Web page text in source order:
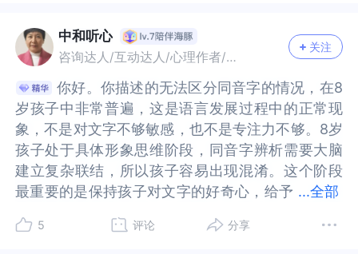
家聚会是把不同的人凝聚在一起，叫团结。团结不
是现实生活中存在的某种看得见摸得着的东西，在
不同语境中可以充当名词，动词或形容词。而身体
里的某些东西凝聚在一起形成了结石，结石会引发
人类身体疼痛的症状。结石是看得见摸得着的一种
东西，在语境中只会充当名词。这样让孩子通过理
解相同的字意和不同的词意，来进一步区分两个词
语的差别。通过这样具体的、孩子能接触到的生活
场景，不断给孩子强化同音字在不同语境里的含
义。经常这样训练，孩子对同音字的理解可能会有
家聚会是把不同的人凝聚在一起，叫团结。团结不
是现实生活中存在的某种看得见摸得着的东西，在
不同语境中可以充当名词，动词或形容词。而身体
里的某些东西凝聚在一起形成了结石，结石会引发
人类身体疼痛的症状。结石是看得见摸得着的一种
东西，在语境中只会充当名词。这样让孩子通过理
解相同的字意和不同的词意，来进一步区分两个词
语的差别。通过这样具体的、孩子能接触到的生活
场景，不断给孩子强化同音字在不同语境里的含
义。经常这样训练，孩子对同音字的理解可能会有
子，通过情绪化的表达降低自己的焦虑，这样的方
式，不但达不到我们的期望，更会对亲子关系有不
当遇到问题和困难的时候，是不是希望自己的爸爸
妈妈可以安慰自己，可以给自己一些鼓励，给自己
一些时间调整呢？同样的，您的孩子也是一样，您
越相信您的孩子，越鼓励孩子，孩子就越有信心按
照自己的节奏成长。3、夫妻关系是家庭关系第一位
的。加入其他家庭成员的共同协作，我猜测您是孩
子的妈妈，但您也可能是爸爸，那么另一位主要抚
绪化的表达降低自己的焦虑，这样的方式，不但达
不到我们的期望，更会对亲子关系有不好的影响，
和困难的时候，是不是希望自己的爸爸妈妈可以安
慰自己，可以给自己一些鼓励，给自己一些时间调
整呢？同样的，您的孩子也是一样，您越相信您的
孩子，越鼓励孩子，孩子就越有信心按照自己的节
奏成长。3、夫妻关系是家庭关系第一位的。加入其
他家庭成员的共同协作，我猜测您是孩子的妈妈，
但您也可能是爸爸，那么另一位主要抚养人，需要
习的时候，往往比较枯燥，语文可以充满诗意和美
好，编织一些故事，家庭故事，学校同学间的故事
定，表扬，持续的乐趣更加重要哦。【关于陪伴】
我们陪伴孩子的过程忙的时候，有些时候自己也会
焦虑，担心孩子的学习成绩，担心他跟不上，也担
心自己的孩子区别其他人。父母是孩子的第一个老
师，就像我们也许第一次当父母，但是在养育孩子
的过程，会积极学习，和外界沟通，看看大家是如
何看待这件事呢？例如我会认为八岁孩子同音字分
候，往往比较枯燥，语文可以充满诗意和美好，编
织一些故事，家庭故事，学校同学间的故事也许更
扬，持续的乐趣更加重要哦。【关于陪伴】我们陪
伴孩子的过程忙的时候，有些时候自己也会焦虑，
担心孩子的学习成绩，担心他跟不上，也担心自己
的孩子区别其他人。父母是孩子的第一个老师，就
像我们也许第一次当父母，但是在养育孩子的过
程，会积极学习，和外界沟通，看看大家是如何看
待这件事呢？例如我会认为八岁孩子同音字分不清
像帮助记忆。又比如"找不同"游戏，把"团结"和"结
石"两个词放在一起，让孩子找出哪个词用在什么场
合。准备一个生字本，把容易混淆的字抄下来，每
天读一遍写一遍。可以让孩子自己造句，比如"我们
要团结友爱"、"爸爸去检查结石"。读书时遇到这些
字，停下来问问孩子"这里的'结'是什么意思呀？"引
导他自己思考。这个阶段的孩子出现这种情况很正
常，就像学走路会摔跤一样。保持耐心，多给孩子
正面鼓励。如果尝试这些方法后还是觉得困难，可
以和语文老师沟通，看看课堂上有没有更适合他的
学习方式。
忆。又比如"找不同"游戏，把"团结"和"结石"两个词
放在一起，让孩子找出哪个词用在什么场合。准备
一个生字本，把容易混淆的字抄下来，每天读一遍
写一遍。可以让孩子自己造句，比如"我们要团结友
爱"、"爸爸去检查结石"。读书时遇到这些字，停下
来问问孩子"这里的'结'是什么意思呀？"引导他自己
思考。这个阶段的孩子出现这种情况很正常，就像
学走路会摔跤一样。保持耐心，多给孩子正面鼓
励。如果尝试这些方法后还是觉得困难，可以和语
文老师沟通，看看课堂上有没有更适合他的学习方
式。
中和听心
咨询达人/互动达人/心理作者/优质答主
关注
...全部
你好。你描述的无法区分同音字的情况，在8
岁孩子中非常普遍，这是语言发展过程中的正常现
象，不是对文字不够敏感，也不是专注力不够。8岁
孩子处于具体形象思维阶段，同音字辨析需要大脑
建立复杂联结，所以孩子容易出现混淆。这个阶段
最重要的是保持孩子对文字的好奇心，给予
大部分常用同音字辨析。你作为妈妈看到老师要求
岁孩子中非常普遍，这是语言发展过程中的正常现
象，不是对文字不够敏感，也不是专注力不够。8岁
孩子处于具体形象思维阶段，同音字辨析需要大脑
建立复杂联结，所以孩子容易出现混淆。这个阶段
最重要的是保持孩子对文字的好奇心，给予及时的
常用同音字辨析。你作为妈妈看到老师要求的学习
5 评论 分享